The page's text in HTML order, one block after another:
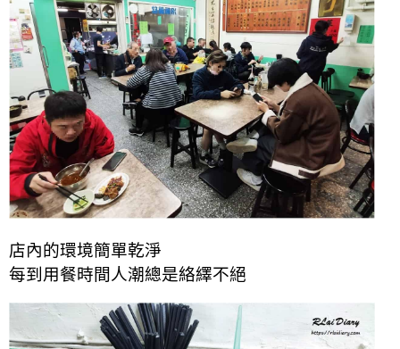
店內的環境簡單乾淨
每到用餐時間人潮總是絡繹不絕